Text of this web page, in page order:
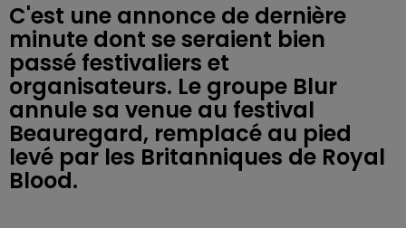
C'est une annonce de dernière
minute dont se seraient bien
passé festivaliers et
organisateurs. Le groupe Blur
annule sa venue au festival
Beauregard, remplacé au pied
levé par les Britanniques de Royal
Blood.